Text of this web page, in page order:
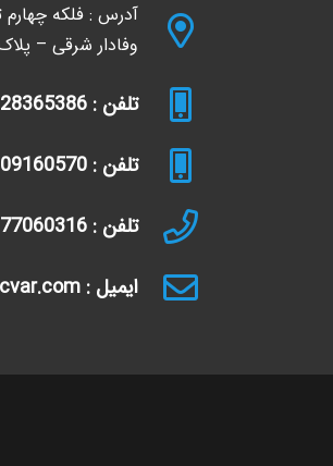
آدرس : فلکه چهارم
وفادار شرقی – پلاک
تلفن : 09128365386
تلفن : 09109160570
تلفن : 02177060316
ایمیل : info@jacvar.com